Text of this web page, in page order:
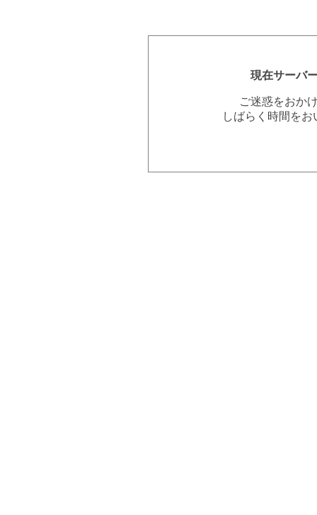
現在サーバ
ご迷惑をおか
しばらく時間を